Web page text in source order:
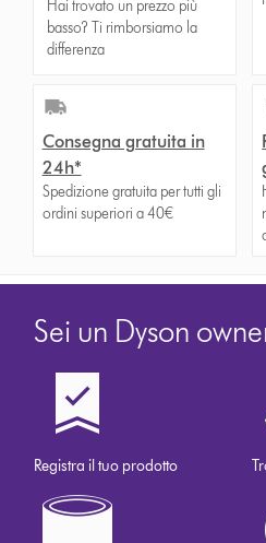
Hai trovato un prezzo più
basso? Ti rimborsiamo la
differenza
Consegna gratuita in
24h*
Spedizione gratuita per tutti gli
ordini superiori a 40€
Sei un Dyson
Registra il tuo prodotto